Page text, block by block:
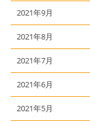
2021年9月
2021年8月
2021年7月
2021年6月
2021年5月